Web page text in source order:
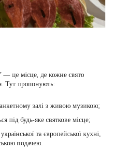
— це місце, де кожне свято
Тут пропонують:
залі з живою музикою;
під будь-яке святкове місце;
та європейської кухні,
подачею.